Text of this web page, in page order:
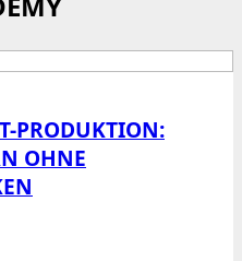
PRODUKTION:
OHNE